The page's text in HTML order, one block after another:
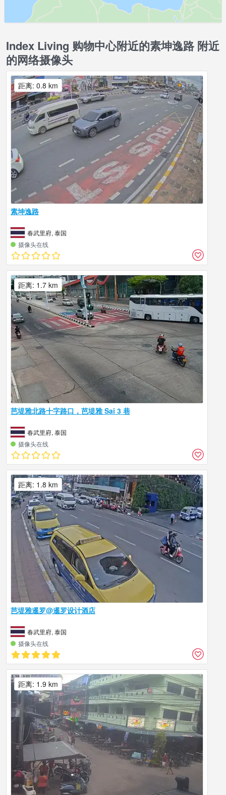
Index Living 购物中心附近的素坤逸路 附近
的网络摄像头
素坤逸路
春武里府, 泰国
摄像头在线
距离: 0.8 km
芭堤雅北路十字路口，芭堤雅 Sai 3 巷
春武里府, 泰国
摄像头在线
距离: 1.7 km
芭堤雅暹罗@暹罗设计酒店
春武里府, 泰国
摄像头在线
距离: 1.8 km
距离: 1.9 km